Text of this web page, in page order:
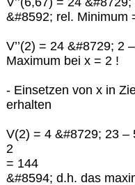
&#8592; rel. Minimum
V’’(2) = 24 &#8729; 2
Maximum bei x = 2 !
- Einsetzen von x in
erhalten
V(2) = 4 &#8729; 23 –
2
= 144
&#8594; d.h. das